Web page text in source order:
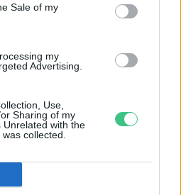
Sale of my
my
Advertising.
Use,
Sharing of my
Unrelated with the
collected.
|
az
évezredek óta